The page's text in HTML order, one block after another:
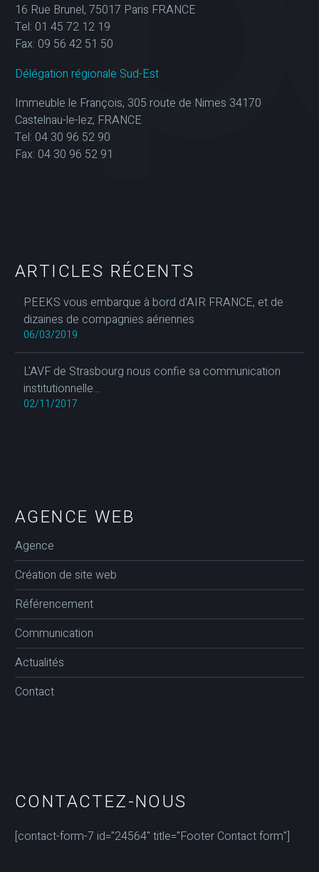
16 Rue Brunel, 75017 Paris FRANCE
Tel: 01 45 72 12 19
Fax: 09 56 42 51 50
Délégation régionale Sud-Est
Immeuble le François, 305 route de Nimes 34170
Castelnau-le-lez, FRANCE
Tel: 04 30 96 52 90
Fax: 04 30 96 52 91
ARTICLES RÉCENTS
PEEKS vous embarque à bord d'AIR FRANCE, et de
dizaines de compagnies aériennes
06/03/2019
L'AVF de Strasbourg nous confie sa communication
institutionnelle...
02/11/2017
AGENCE WEB
Agence
Création de site web
Référencement
Communication
Actualités
Contact
CONTACTEZ-NOUS
[contact-form-7 id="24564" title="Footer Contact form"]